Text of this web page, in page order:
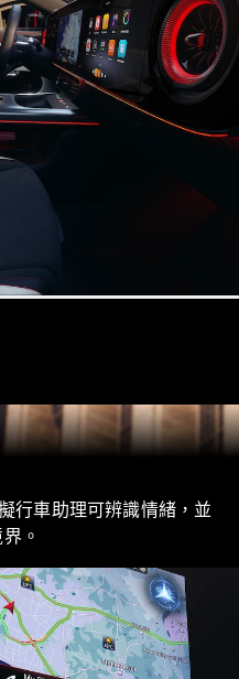
行車助理可辨識情緒，並
。